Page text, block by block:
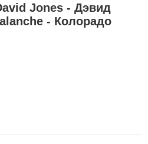
Jones - Дэвид
- Колорадо